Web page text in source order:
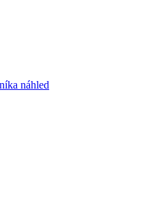
náhled